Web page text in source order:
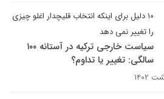
۱۰ دلیل برای اینکه انتخاب قلیچدار اغلو چیزی
را تغییر نمی دهد
سیاست خارجی ترکیه در آستانه ۱۰۰
سالگی: تغییر یا تداوم؟